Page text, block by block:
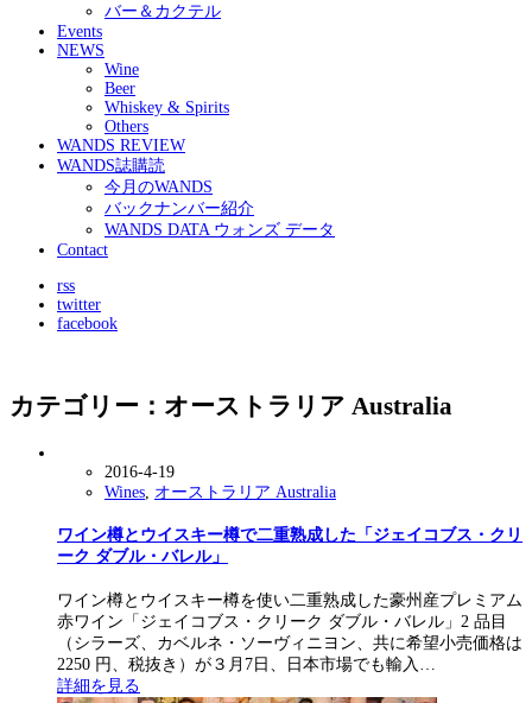
バー＆カクテル
Events
NEWS
Wine
Beer
Whiskey & Spirits
Others
WANDS REVIEW
WANDS誌購読
今月のWANDS
バックナンバー紹介
WANDS DATA ウォンズ データ
Contact
rss
twitter
facebook
カテゴリー：オーストラリア Australia
2016-4-19
Wines オーストラリア Australia
ワイン樽とウイスキー樽で二重熟成した「ジェイコブス・クリ
ーク ダブル・バレル」
ワイン樽とウイスキー樽を使い二重熟成した豪州産プレミアム
赤ワイン「ジェイコブス・クリーク ダブル・バレル」2 品目
（シラーズ、カベルネ・ソーヴィニヨン、共に希望小売価格は
2250 円、税抜き）が３月7日、日本市場でも輸入…
詳細を見る